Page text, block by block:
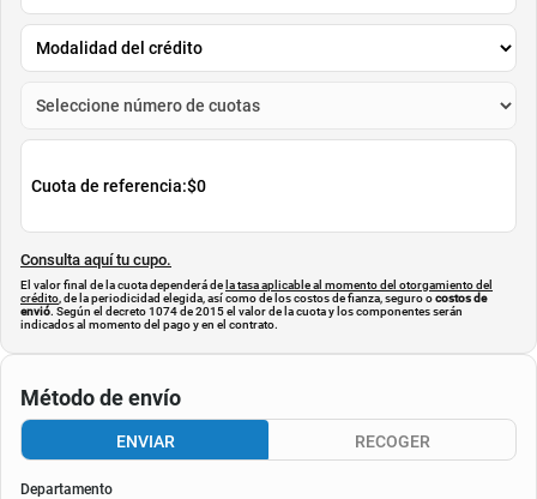
AGREGAR
Simula tu cuota
Cuota de referencia:$0
Consulta aquí tu cupo.
El valor final de la cuota dependerá de
la tasa aplicable al momento del otorgamiento del
crédito, de la periodicidad elegida, así como de los costos de fianza, seguro ocostos de
indicados al momento del pago y en el contrato.